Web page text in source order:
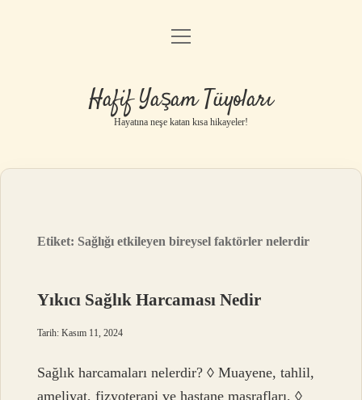
Anasayfa
Yasal Uyarı
menüyü
Hafif Yaşam Tüyoları
Hayatına neşe katan kısa hikayeler!
Etiket: Sağlığı etkileyen bireysel faktörler nelerdir
Yıkıcı Sağlık Harcaması Nedir
Tarih: Kasım 11, 2024
Sağlık harcamaları nelerdir? ◊ Muayene, tahlil,
ameliyat, fizyoterapi ve hastane masrafları, ◊